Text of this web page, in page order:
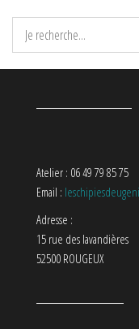
Atelier : 06 49 79 85 75
Email :
Adresse :
15 rue des lavandières
52500 ROUGEUX